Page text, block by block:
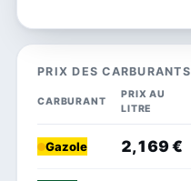
PRIX DES CARBURANTS
CARBURANT
PRIX AU
LITRE
Gazole 2,169 €